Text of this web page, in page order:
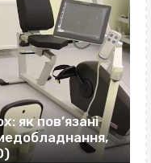
як пов’язані